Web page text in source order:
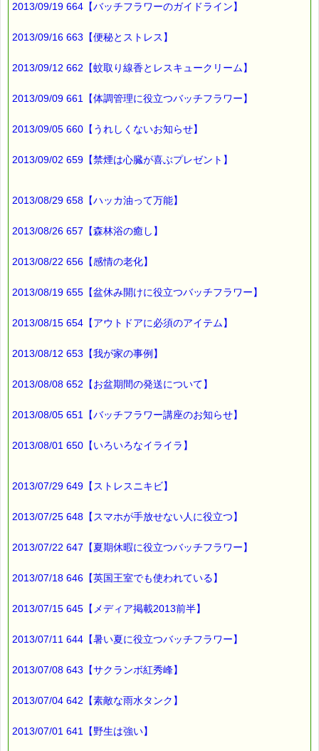
サクランボ狩りには
家族全員で行っていましたが、
ここ数年
子どもの成長に伴い
こうなることは
ちょっと寂しいですね (^^;)
お客様からのご投稿もお待ちしております。
*****@pass-thyme.com
■メルマガ読者だけの eクーポン券 プレゼント
有効期限 ：2013/07/15(月)まで
───────────────────────────────
バッチフラワーレメディ・レスキュークリーム１本当毎に
割引き金額は、買い物カゴで内容確認する際に決定します。
※バッチフラワー関連商品・関連書籍、セット商品は対象外で
※単品でも「こころ・サポート」などの割引き商品は対象外で
※携帯サイトではご利用いただけません。
詳しくは下記サイトをご覧ください。
このメールはｅパスタイムをご利用（ご注文、お問い合わせ、プ
レゼント
ルです。
します！
∞∞∞∞∞∞∞∞∞∞∞∞∞∞∞∞∞∞∞∞∞∞∞∞∞∞∞∞∞∞∞∞∞
このメールマガジンのバックナンバーはこちらです
購読解除はこちらからできます
バッチフラワー レメディに出会えて良かった！！
と実感していただくのが私のねがいです。
2013/09/19 664【バッチフラワーのガイドライン】
2013/09/16 663【便秘とストレス】
2013/09/12 662【蚊取り線香とレスキュークリーム】
2013/09/09 661【体調管理に役立つバッチフラワー】
2013/09/05 660【うれしくないお知らせ】
2013/09/02 659【禁煙は心臓が喜ぶプレゼント】
2013/08/29 658【ハッカ油って万能】
2013/08/26 657【森林浴の癒し】
2013/08/22 656【感情の老化】
2013/08/19 655【盆休み開けに役立つバッチフラワー】
2013/08/15 654【アウトドアに必須のアイテム】
2013/08/12 653【我が家の事例】
2013/08/08 652【お盆期間の発送について】
2013/08/05 651【バッチフラワー講座のお知らせ】
2013/08/01 650【いろいろなイライラ】
2013/07/29 649【ストレスニキビ】
2013/07/25 648【スマホが手放せない人に役立つ】
2013/07/22 647【夏期休暇に役立つバッチフラワー】
2013/07/18 646【英国王室でも使われている】
2013/07/15 645【メディア掲載2013前半】
2013/07/11 644【暑い夏に役立つバッチフラワー】
2013/07/08 643【サクランボ紅秀峰】
2013/07/04 642【素敵な雨水タンク】
2013/07/01 641【野生は強い】